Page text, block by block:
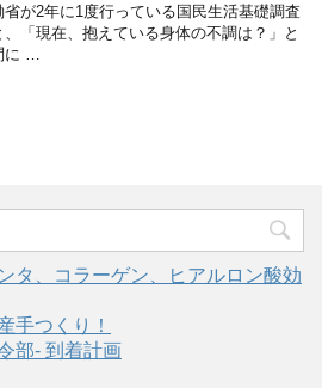
省が2年に1度行っている国民生活基礎調査
、「現在、抱えている身体の不調は？」と
に …
タ、コラーゲン、ヒアルロン酸効
手つくり！
部- 到着計画